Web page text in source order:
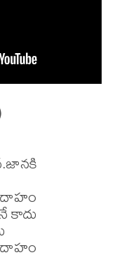
కాదు